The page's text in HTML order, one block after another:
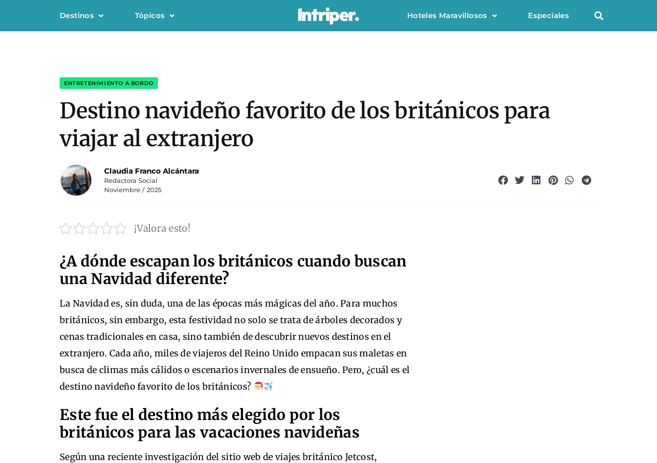
Destinos Tópicos Hoteles Maravillosos Especiales
ENTRETENIMIENTO A BORDO
Destino navideño favorito de los británicos para
viajar al extranjero
Claudia Franco Alcántara
Redactora Social
Noviembre / 2025
¡Valora esto!
¿A dónde escapan los británicos cuando buscan
una Navidad diferente?
La Navidad es, sin duda, una de las épocas más mágicas del año. Para muchos
británicos, sin embargo, esta festividad no solo se trata de árboles decorados y
cenas tradicionales en casa, sino también de descubrir nuevos destinos en el
extranjero. Cada año, miles de viajeros del Reino Unido empacan sus maletas en
busca de climas más cálidos o escenarios invernales de ensueño. Pero, ¿cuál es el
destino navideño favorito de los británicos?
Este fue el destino más elegido por los
británicos para las vacaciones navideñas
Según una reciente investigación del sitio web de viajes británico Jetcost,